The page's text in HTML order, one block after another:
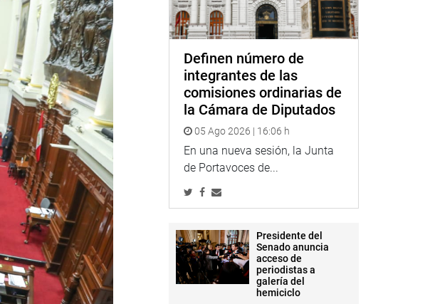
Definen número de
integrantes de las
comisiones ordinarias de
la Cámara de Diputados
05 Ago 2026 | 16:06 h
En una nueva sesión, la Junta
de Portavoces de...
Presidente del
Senado anuncia
acceso de
periodistas a
galería del
hemiciclo